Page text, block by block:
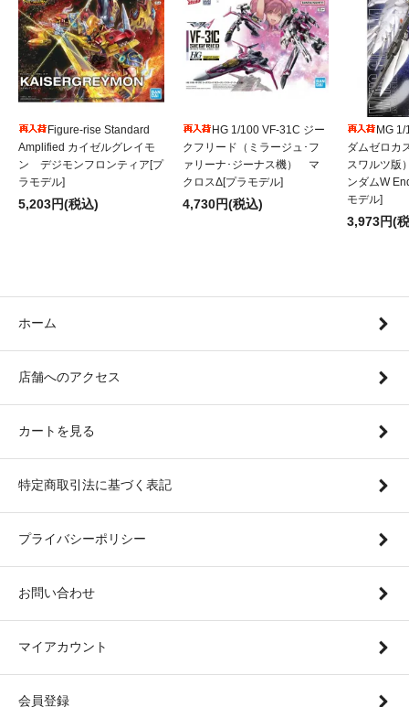
Figure-rise Standard
Amplified カイゼルグレイモ
ン デジモンフロンティア[プ
ラモデル]
5,203円(税込)
HG 1/100 VF-31C ジー
クフリード（ミラージュ･フ
ァリーナ･ジーナス機） マ
クロスΔ[プラモデル]
4,730円(税込)
MG
ダムゼロカ
スワルツ版
ンダムW
モデル]
3,973円(
ホーム
店舗へのアクセス
カートを見る
特定商取引法に基づく表記
プライバシーポリシー
お問い合わせ
マイアカウント
会員登録